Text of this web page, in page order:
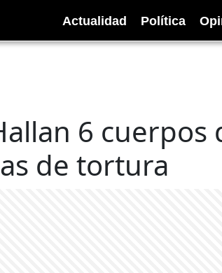
Actualidad Política
6
de tortura